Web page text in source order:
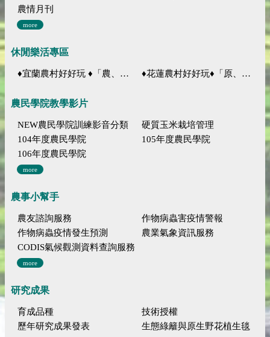
農情月刊
more
休閒樂活專區
♦宜蘭農村好好玩 ♦「農、藝、山、水」四條遊程推薦 ♦花蓮農村好好玩♦「原、生、慢、活」四條遊程推薦
農民學院教學影片
NEW農民學院訓練影音分類
硬質玉米栽培管理
104年度農民學院
105年度農民學院
106年度農民學院
more
農事小幫手
農友諮詢服務
作物病蟲害疫情警報
作物病蟲疫情發生預測
農業氣象資訊服務
CODIS氣候觀測資料查詢服務
more
研究成果
育成品種
技術授權
歷年研究成果發表
生態綠籬與原生野花植生毯